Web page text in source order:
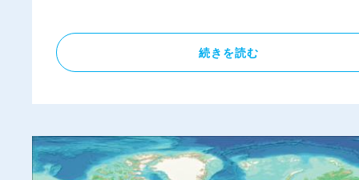
続きを読む